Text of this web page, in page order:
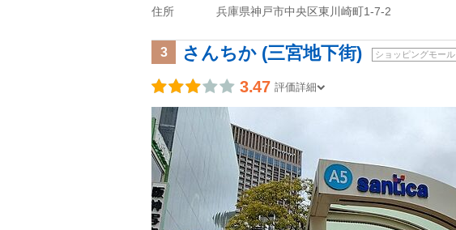
住所 兵庫県神戸市中央区東川崎町1-7-2
3 さんちか (三宮地下街) ショッピングモール
3.47 評価詳細